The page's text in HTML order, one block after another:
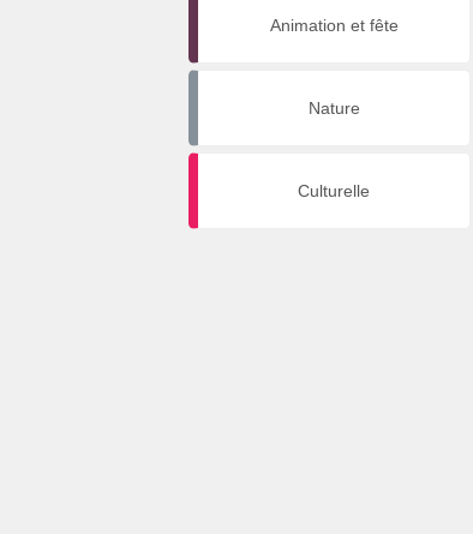
Animation et fête
Nature
Culturelle